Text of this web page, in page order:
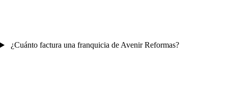
¿Cuánto factura una franquicia de Avenir Reformas?